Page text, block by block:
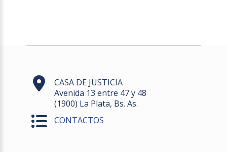
CASA DE JUSTICIA
Avenida 13 entre 47 y 48
(1900) La Plata, Bs. As.
CONTACTOS